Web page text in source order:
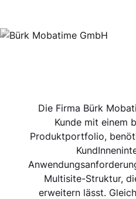
Die Firma Bürk
Kunde mit einem
Produktportfolio,
Multisite-Struktur,
erweitern lässt.